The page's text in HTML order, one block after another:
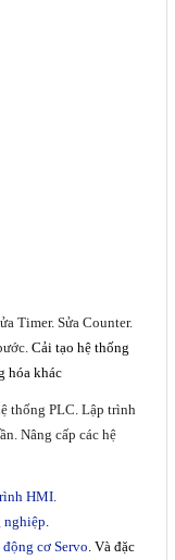
Timer. Sửa Counter.
Cải tạo hệ thống
hóa khác
thống PLC. Lập trình
Nâng cấp các hệ
HMI.
nghiệp.
cơ Servo. Và đặc